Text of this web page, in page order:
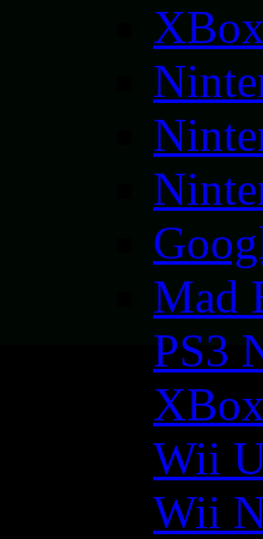
Mad
PS3
Wii
Wii